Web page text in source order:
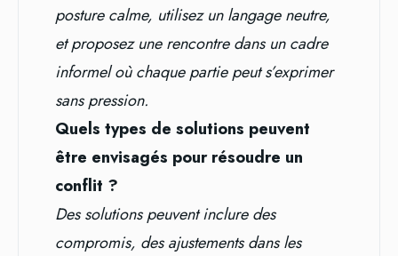
posture calme, utilisez un langage neutre,
et proposez une rencontre dans un cadre
informel où chaque partie peut s’exprimer
sans pression.
Quels types de solutions peuvent
être envisagés pour résoudre un
conflit ?
Des solutions peuvent inclure des
compromis, des ajustements dans les